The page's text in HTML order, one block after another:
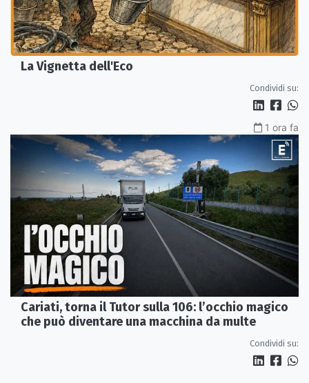
La Vignetta dell'Eco
Condividi su:
1 ora fa
Cariati, torna il Tutor sulla 106: l’occhio magico
che può diventare una macchina da multe
Condividi su: